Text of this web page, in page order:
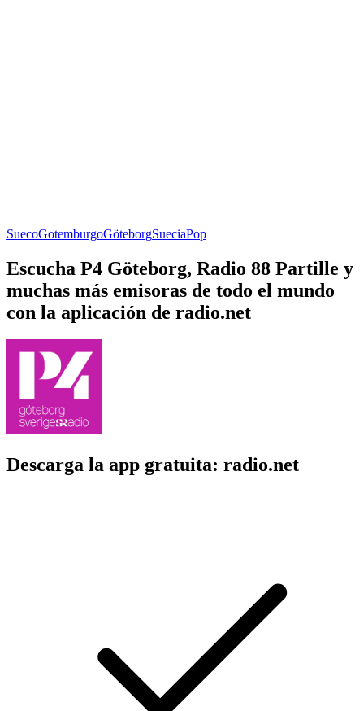
SuecoGotemburgoGöteborgSueciaPop
Escucha P4 Göteborg, Radio 88 Partille y
muchas más emisoras de todo el mundo
con la aplicación de radio.net
Descarga la app gratuita: radio.net